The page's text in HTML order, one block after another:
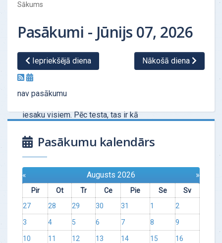
ATSAUKSMES - "Personības tests"
iesaku visiem. Pēc testa, tas ir kā
"desmitniekā". Speciālis…
Uzzināt vairāk
Sākums
Pasākumi - Jūnijs 07, 2026
Iepriekšējā diena Nākošā diena
nav pasākumu
Pasākumu kalendārs
« Augusts 2026 »
Pir Ot Tr Ce Pie Se
Sv
27
28 29 30 31 1 2
3 4 5 6 7 8 9
10 11 12 13 14 15 16